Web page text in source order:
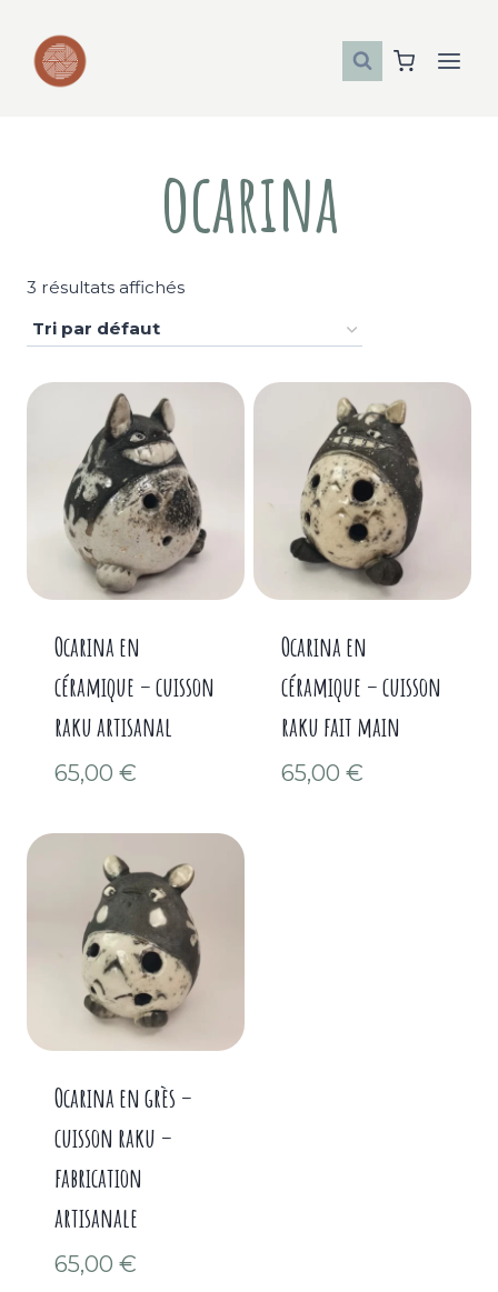
contenu
ocarina
3 résultats affichés
Ocarina en
céramique – cuisson
raku artisanal
65,00 €
Ocarina en
céramique – cuisson
raku fait main
65,00 €
Ocarina en grès –
cuisson raku –
fabrication
artisanale
65,00 €